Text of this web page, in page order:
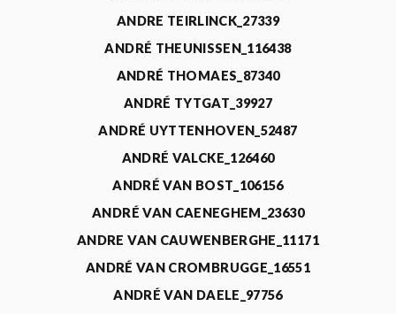
ANDRE TEIRLINCK_27339
ANDRÉ THEUNISSEN_116438
ANDRÉ THOMAES_87340
ANDRÉ TYTGAT_39927
ANDRÉ UYTTENHOVEN_52487
ANDRÉ VALCKE_126460
ANDRÉ VAN BOST_106156
ANDRÉ VAN CAENEGHEM_23630
ANDRE VAN CAUWENBERGHE_11171
ANDRÉ VAN CROMBRUGGE_16551
ANDRÉ VAN DAELE_97756